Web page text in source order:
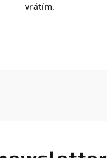
vrátím.